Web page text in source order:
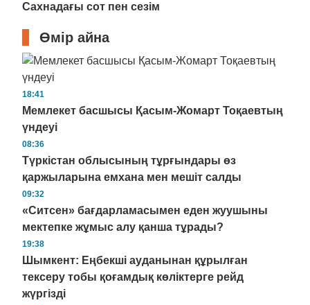
Сахнадағы сот пен сезім
Өмір айна
18:41
Мемлекет басшысы Қасым-Жомарт Тоқаевтың
үндеуі
08:36
Түркістан облысының тұрғындары өз
қаржыларына емхана мен мешіт салды
09:32
«Ситсен» бағдарламасымен еден жуушыны
мектепке жұмыс алу қанша тұрады?
19:38
Шымкент: Еңбекші ауданынан құрылған
тексеру тобы қоғамдық көліктерге рейд
жүргізді